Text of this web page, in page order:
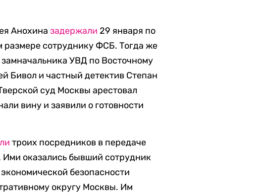
Анохиназадержали 29 января по
размере сотруднику ФСБ. Тогда же
УВД по Восточному
Бивол и частный детектив Степан
суд Москвы арестовал
вину и заявили о готовности
троих посредников в передаче
оказались бывший сотрудник
безопасности
округу Москвы. Им